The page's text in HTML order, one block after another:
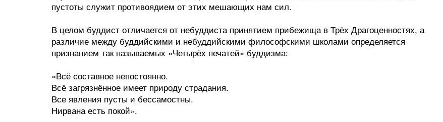
пустоты служит противоядием от этих мешающих нам сил.
В целом буддист отличается от небуддиста принятием прибежища в Трёх Драгоценностях, а
различие между буддийскими и небуддийскими философскими школами определяется
признанием так называемых «Четырёх печатей» буддизма:
«Всё составное непостоянно.
Всё загрязнённое имеет природу страдания.
Все явления пусты и бессамостны.
Нирвана есть покой».